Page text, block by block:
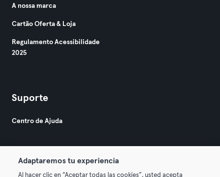
A nossa marca
Cartão Oferta & Loja
Regulamento Acessibilidade
2025
Suporte
Centro de Ajuda
Adaptaremos tu experiencia
Al hacer clic en “Aceptar todas las cookies”, usted acepta